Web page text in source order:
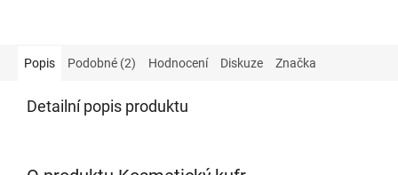
Popis Podobné (2) Hodnocení Diskuze Značka
Detailní popis produktu